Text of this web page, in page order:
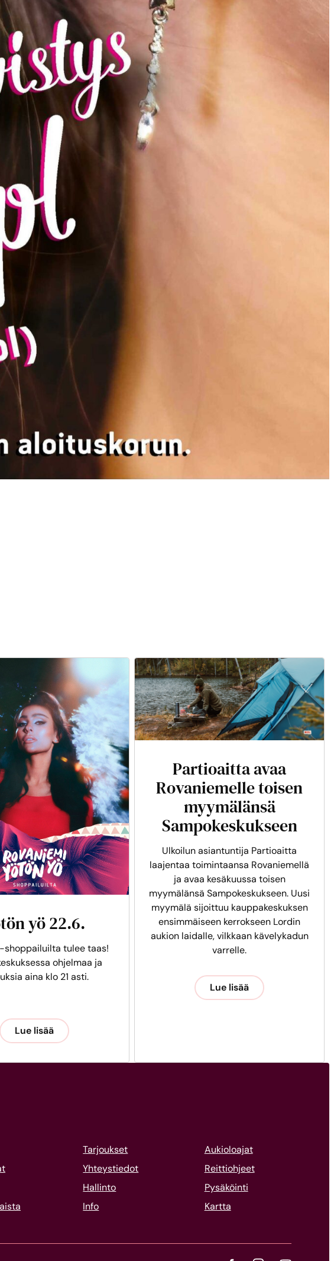
yö 22.6.
-shoppailuilta tulee taas!
ohjelmaa ja
aina klo 21 asti.
Lue lisää
Partioaitta avaa
Rovaniemelle toisen
myymälänsä
Sampokeskukseen
Ulkoilun asiantuntija Partioaitta
laajentaa toimintaansa Rovaniemellä
ja avaa kesäkuussa toisen
myymälänsä Sampokeskukseen. Uusi
myymälä sijoittuu kauppakeskuksen
ensimmäiseen kerrokseen Lordin
aukion laidalle, vilkkaan kävelykadun
varrelle.
Lue lisää
Tarjoukset
Yhteystiedot
Hallinto
Info
Aukioloajat
Reittiohjeet
Pysäköinti
Kartta